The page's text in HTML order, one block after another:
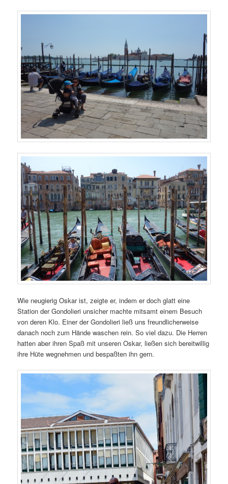
Wie neugierig Oskar ist, zeigte er, indem er doch glatt eine
Station der Gondolieri unsicher machte mitsamt einem Besuch
von deren Klo. Einer der Gondolieri ließ uns freundlicherweise
danach noch zum Hände waschen rein. So viel dazu. Die Herren
hatten aber ihren Spaß mit unseren Oskar, ließen sich bereitwillig
ihre Hüte wegnehmen und bespaßten ihn gern.